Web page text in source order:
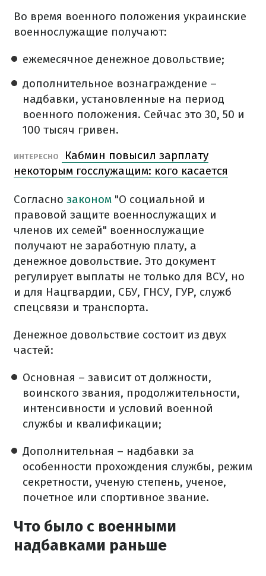
Во время военного положения украинские
военнослужащие получают:
ежемесячное денежное довольствие;
дополнительное вознаграждение –
надбавки, установленные на период
военного положения. Сейчас это 30, 50 и
100 тысяч гривен.
ИНТЕРЕСНО
Кабмин повысил зарплату
некоторым госслужащим: кого касается
Согласно законом "О социальной и
правовой защите военнослужащих и
членов их семей" военнослужащие
получают не заработную плату, а
денежное довольствие. Это документ
регулирует выплаты не только для ВСУ, но
и для Нацгвардии, СБУ, ГНСУ, ГУР, служб
спецсвязи и транспорта.
Денежное довольствие состоит из двух
частей:
Основная – зависит от должности,
воинского звания, продолжительности,
интенсивности и условий военной
службы и квалификации;
Дополнительная – надбавки за
особенности прохождения службы, режим
секретности, ученую степень, ученое,
почетное или спортивное звание.
Что было с военными
надбавками раньше